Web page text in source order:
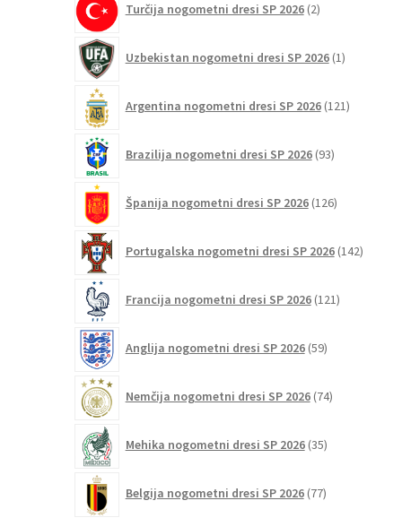
Turčija nogometni dresi SP 2026 2izdelka
Uzbekistan nogometni dresi SP 2026 1izdelek
Argentina nogometni dresi SP 2026 121izdelkov
Brazilija nogometni dresi SP 2026 93izdelkov
Španija nogometni dresi SP 2026 126izdelkov
Portugalska nogometni dresi SP 2026 142
Francija nogometni dresi SP 2026 121izdelkov
Anglija nogometni dresi SP 2026 59izdelkov
Nemčija nogometni dresi SP 2026 74izdelkov
Mehika nogometni dresi SP 2026 35izdelkov
Belgija nogometni dresi SP 2026 77izdelkov